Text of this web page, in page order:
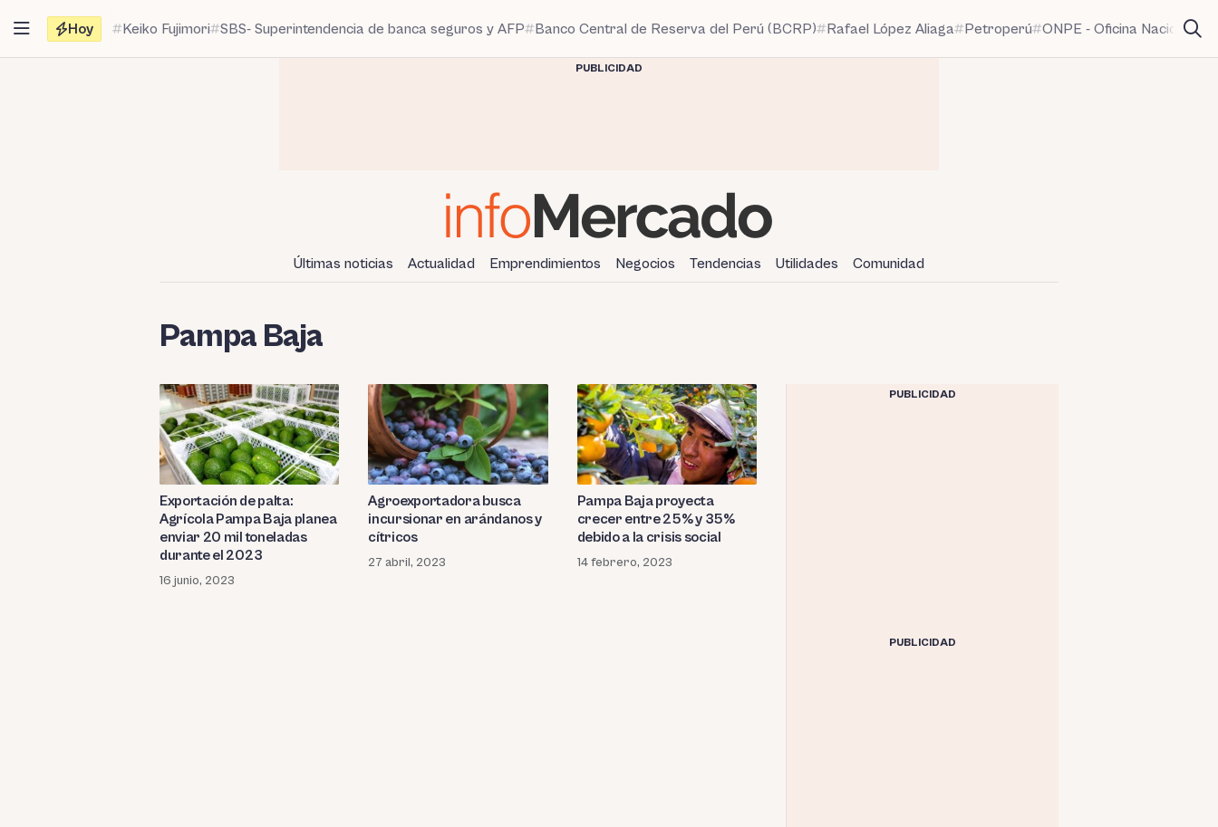
contenido
Hoy Keiko Fujimori SBS- Superintendencia de banca seguros y AFP Banco Central de Reserva del Perú (BCRP) Rafael López Aliaga Petroperú ONPE - Oficina Nacional
PUBLICIDAD
Últimas noticias Actualidad Emprendimientos Negocios Tendencias Utilidades Comunidad
Pampa Baja
Exportación de palta:
Agrícola Pampa Baja planea
enviar 20 mil toneladas
durante el 2023
16 junio, 2023
Agroexportadora busca
incursionar en arándanos y
cítricos
27 abril, 2023
Pampa Baja proyecta
crecer entre 25% y 35%
debido a la crisis social
14 febrero, 2023
PUBLICIDAD
PUBLICIDAD